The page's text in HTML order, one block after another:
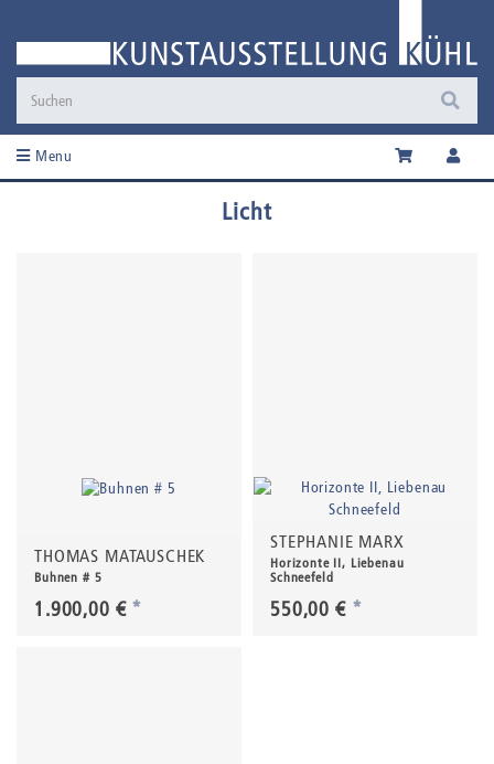
Menu
Licht
THOMAS MATAUSCHEK
Buhnen # 5
1.900,00 € *
STEPHANIE MARX
Horizonte II, Liebenau
Schneefeld
550,00 € *